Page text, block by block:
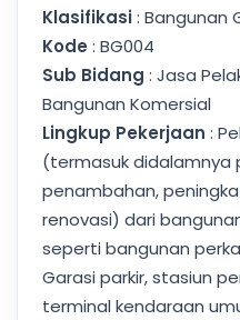
Klasifikasi: Bangunan
Kode : BG004
Sub Bidang : Jasa
Bangunan Komersial
Lingkup Pekerjaan :
(termasuk didalamnya
penambahan,
renovasi) dari
seperti bangunan
Garasi parkir, stasiun
terminal kendaraan